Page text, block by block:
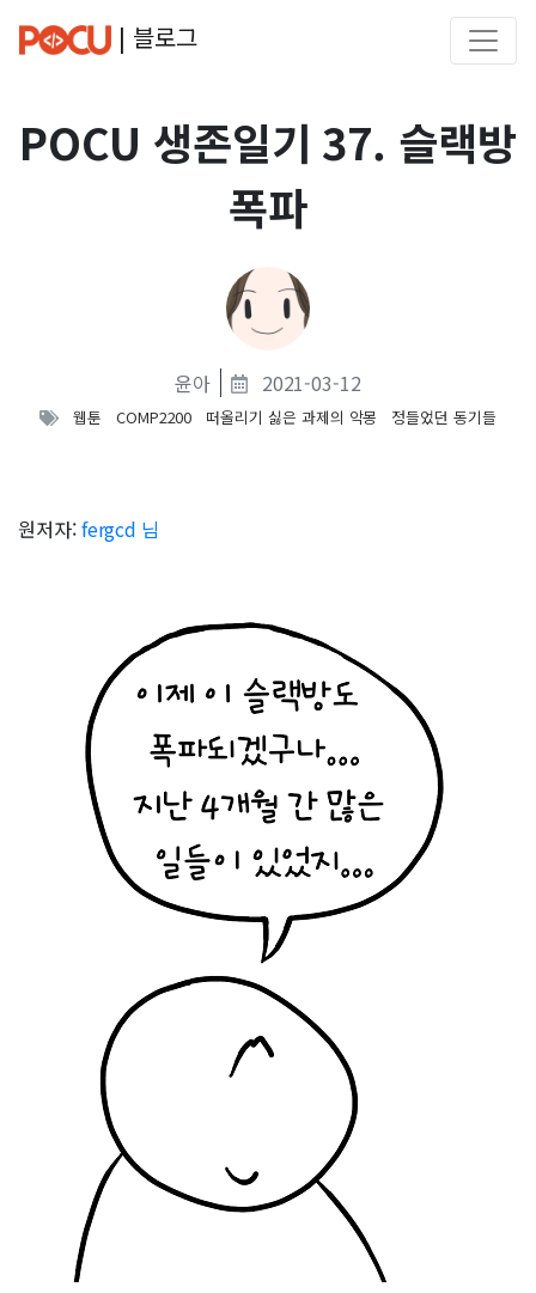
| 블로그
POCU 생존일기 37. 슬랙방
폭파
윤아 2021-03-12
웹툰 COMP2200 떠올리기 싫은 과제의 악몽 정들었던 동기들
원저자:fergcd 님